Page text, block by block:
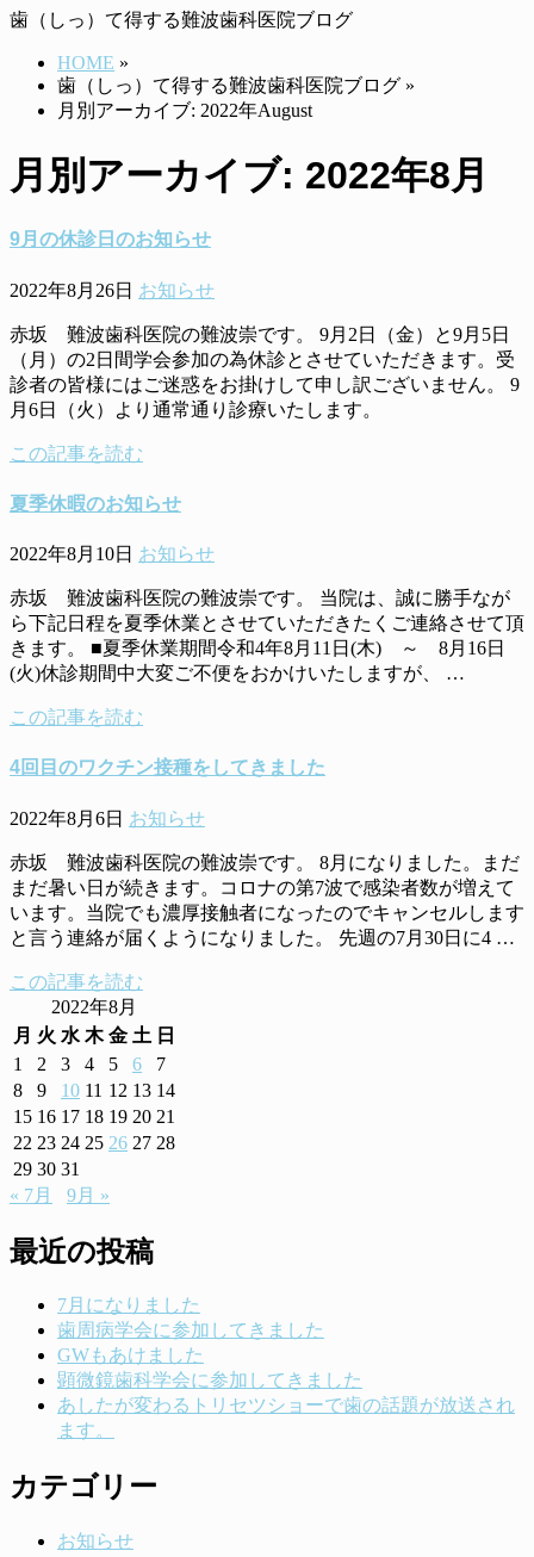
歯（しっ）て得する難波歯科医院ブログ
HOME »
歯（しっ）て得する難波歯科医院ブログ »
月別アーカイブ: 2022年August
月別アーカイブ: 2022年8月
9月の休診日のお知らせ
2022年8月26日 お知らせ
赤坂 難波歯科医院の難波崇です。 9月2日（金）と9月5日
（月）の2日間学会参加の為休診とさせていただきます。受
診者の皆様にはご迷惑をお掛けして申し訳ございません。 9
月6日（火）より通常通り診療いたします。
この記事を読む
夏季休暇のお知らせ
2022年8月10日 お知らせ
赤坂 難波歯科医院の難波崇です。 当院は、誠に勝手なが
ら下記日程を夏季休業とさせていただきたくご連絡させて頂
きます。 ■夏季休業期間令和4年8月11日(木) ～ 8月16日
(火)休診期間中大変ご不便をおかけいたしますが、 …
この記事を読む
4回目のワクチン接種をしてきました
2022年8月6日 お知らせ
赤坂 難波歯科医院の難波崇です。 8月になりました。まだ
まだ暑い日が続きます。コロナの第7波で感染者数が増えて
います。当院でも濃厚接触者になったのでキャンセルします
と言う連絡が届くようになりました。 先週の7月30日に4 …
この記事を読む
2022年8月
月 火 水 木 金 土 日
1
2 3 4 5 6
7
8
9 10 11 12 13 14
15 16 17 18 19 20 21
22 23 24 25 26 27 28
29 30 31
« 7月
9月 »
最近の投稿
7月になりました
歯周病学会に参加してきました
GWもあけました
顕微鏡歯科学会に参加してきました
あしたが変わるトリセツショーで歯の話題が放送され
ます。
カテゴリー
お知らせ